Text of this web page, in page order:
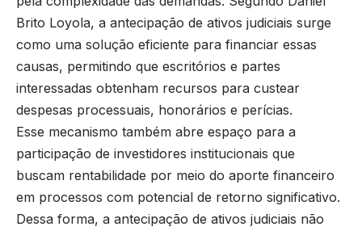
Brito Loyola, a antecipação de ativos judiciais surge
como uma solução eficiente para financiar essas
causas, permitindo que escritórios e partes
interessadas obtenham recursos para custear
despesas processuais, honorários e perícias.
Esse mecanismo também abre espaço para a
participação de investidores institucionais que
buscam rentabilidade por meio do aporte financeiro
em processos com potencial de retorno significativo.
Dessa forma, a antecipação de ativos judiciais não